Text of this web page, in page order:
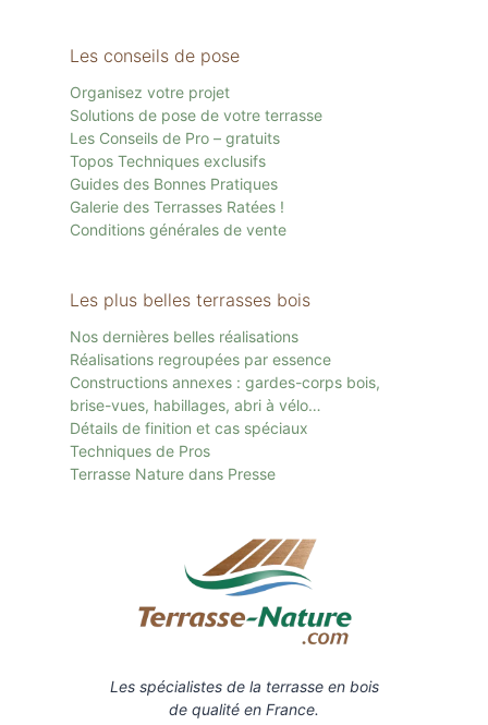
Les conseils de pose
Organisez votre projet
Solutions de pose de votre terrasse
Les Conseils de Pro – gratuits
Topos Techniques exclusifs
Guides des Bonnes Pratiques
Galerie des Terrasses Ratées !
Conditions générales de vente
Les plus belles terrasses bois
Nos dernières belles réalisations
Réalisations regroupées par essence
Constructions annexes : gardes-corps bois,
brise-vues, habillages, abri à vélo…
Détails de finition et cas spéciaux
Techniques de Pros
Terrasse Nature dans Presse
Les spécialistes de la terrasse en bois
de qualité en France.